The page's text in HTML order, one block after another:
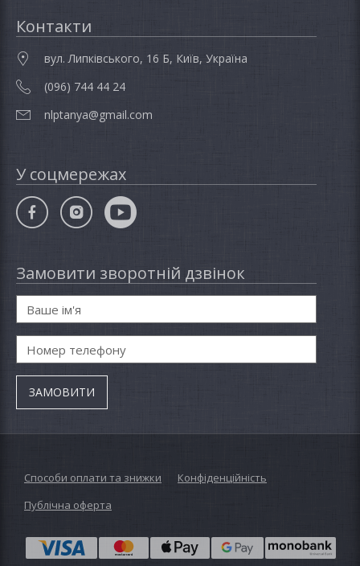
Контакти
вул. Липківського, 16 Б, Київ, Україна
(096) 744 44 24
nlptanya@gmail.com
У соцмережах
Замовити зворотній дзвінок
Способи оплати та знижки
Конфіденційність
Публічна оферта